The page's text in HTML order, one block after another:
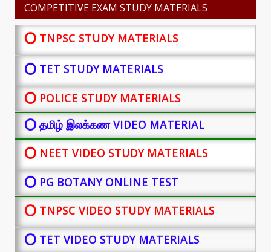
COMPETITIVE EXAM STUDY MATERIALS
⭕ TNPSC STUDY MATERIALS
⭕ TET STUDY MATERIALS
⭕ POLICE STUDY MATERIALS
⭕ தமிழ் இலக்கண VIDEO MATERIAL
⭕ NEET VIDEO STUDY MATERIALS
⭕ PG BOTANYONLINE TEST
⭕ TNPSC VIDEO STUDY MATERIALS
⭕ TET VIDEO STUDY MATERIALS